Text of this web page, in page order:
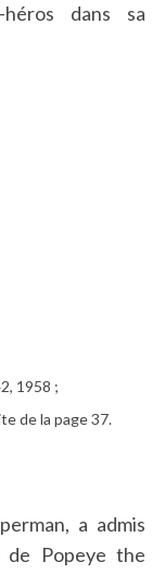
dans sa
1958 ;
de la page 37.
a admis
de Popeye the